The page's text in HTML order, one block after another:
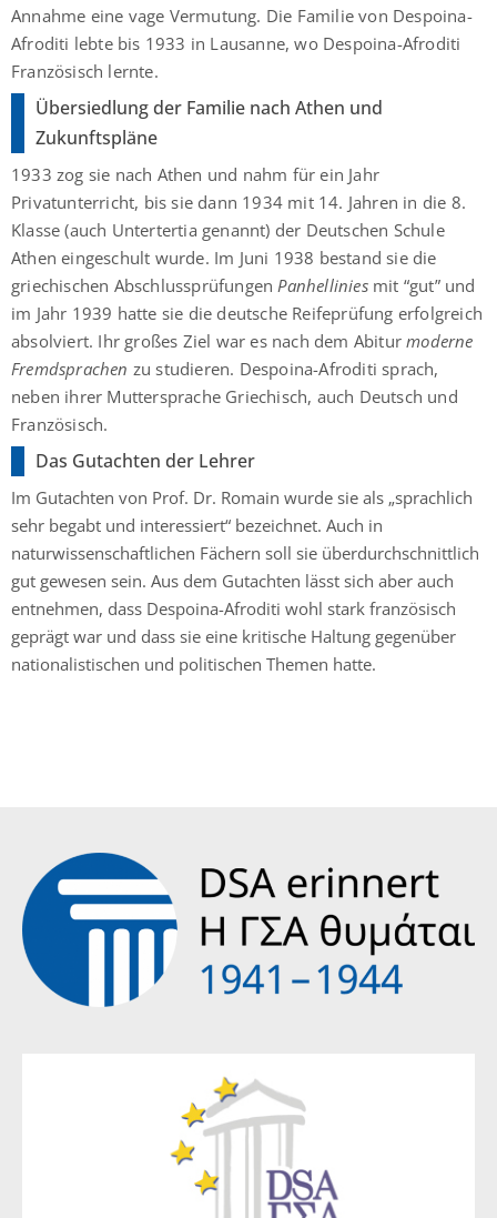
Annahme eine vage Vermutung. Die Familie von Despoina-
Afroditi lebte bis 1933 in Lausanne, wo Despoina-Afroditi
Französisch lernte.
Übersiedlung der Familie nach Athen und
Zukunftspläne
1933 zog sie nach Athen und nahm für ein Jahr
Privatunterricht, bis sie dann 1934 mit 14. Jahren in die 8.
Klasse (auch Untertertia genannt) der Deutschen Schule
Athen eingeschult wurde. Im Juni 1938 bestand sie die
griechischen Abschlussprüfungen Panhellinies mit “gut” und
im Jahr 1939 hatte sie die deutsche Reifeprüfung erfolgreich
absolviert. Ihr großes Ziel war es nach dem Abiturmoderne
Fremdsprachen zu studieren. Despoina-Afroditi sprach,
neben ihrer Muttersprache Griechisch, auch Deutsch und
Französisch.
Das Gutachten der Lehrer
Im Gutachten von Prof. Dr. Romain wurde sie als „sprachlich
sehr begabt und interessiert“ bezeichnet. Auch in
naturwissenschaftlichen Fächern soll sie überdurchschnittlich
gut gewesen sein. Aus dem Gutachten lässt sich aber auch
entnehmen, dass Despoina-Afroditi wohl stark französisch
geprägt war und dass sie eine kritische Haltung gegenüber
nationalistischen und politischen Themen hatte.